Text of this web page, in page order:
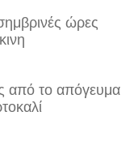
ώρες
από το απόγευμα